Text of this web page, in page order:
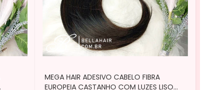
MEGA HAIR ADESIVO CABELO FIBRA
EUROPEIA CASTANHO COM LUZES LISO